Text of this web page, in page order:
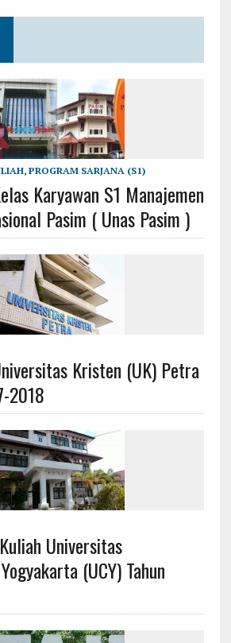
, PROGRAM SARJANA (S1)
Karyawan S1 Manajemen
Pasim ( Unas Pasim )
Kristen (UK) Petra‎
2018
Universitas
(UCY) Tahun